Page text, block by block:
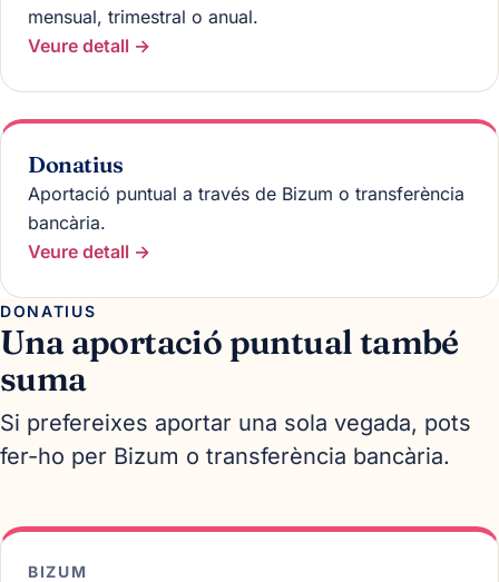
mensual, trimestral o anual.
Veure detall →
Donatius
Aportació puntual a través de Bizum o transferència
bancària.
Veure detall →
DONATIUS
Una aportació puntual també
suma
Si prefereixes aportar una sola vegada, pots
fer-ho per Bizum o transferència bancària.
BIZUM